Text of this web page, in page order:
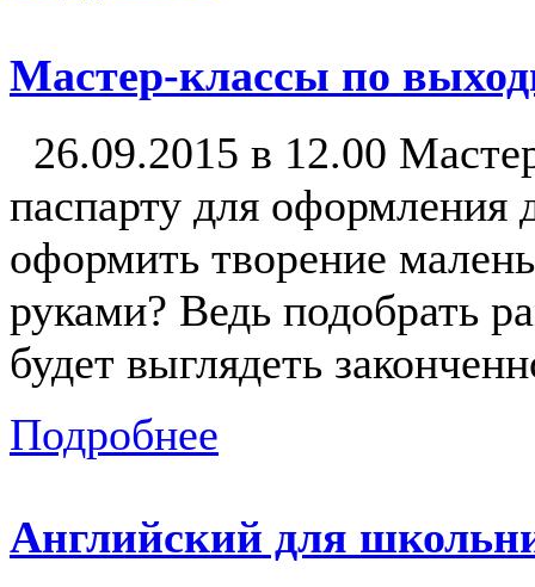
Мастер-классы по
26.09.2015 в 12.00
паспарту для оформления
оформить творение
руками? Ведь подобрать
будет выглядеть
Подробнее
Английский для